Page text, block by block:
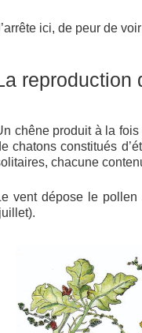
ici, de peur de
reproduction
chêne produit à la fois
chatons constitués
chacune
vent dépose le